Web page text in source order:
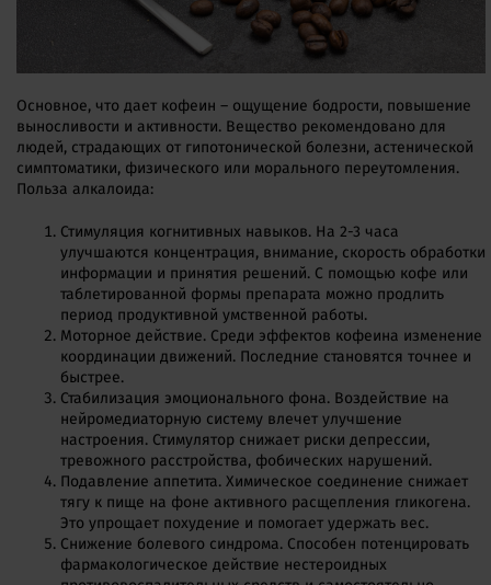
Основное, что дает кофеин – ощущение бодрости, повышение
выносливости и активности. Вещество рекомендовано для
людей, страдающих от гипотонической болезни, астенической
симптоматики, физического или морального переутомления.
Польза алкалоида:
Стимуляция когнитивных навыков. На 2-3 часа
улучшаются концентрация, внимание, скорость обработки
информации и принятия решений. С помощью кофе или
таблетированной формы препарата можно продлить
период продуктивной умственной работы.
Моторное действие. Среди эффектов кофеина изменение
координации движений. Последние становятся точнее и
быстрее.
Стабилизация эмоционального фона. Воздействие на
нейромедиаторную систему влечет улучшение
настроения. Стимулятор снижает риски депрессии,
тревожного расстройства, фобических нарушений.
Подавление аппетита. Химическое соединение снижает
тягу к пище на фоне активного расщепления гликогена.
Это упрощает похудение и помогает удержать вес.
Снижение болевого синдрома. Способен потенцировать
фармакологическое действие нестероидных